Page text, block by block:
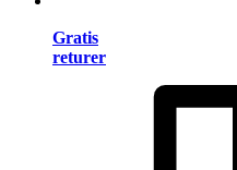
Gratis
returer